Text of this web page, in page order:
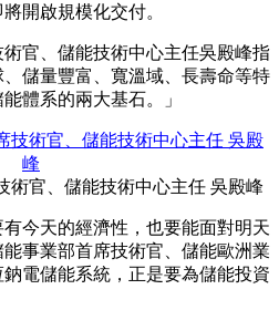
開啟規模化交付。
官、儲能技術中心主任吳殿峰指
儲量豐富、寬溫域、長壽命等特
體系的兩大基石。」
術官、儲能技術中心主任 吳殿峰
有今天的經濟性，也要能面對明天
事業部首席技術官、儲能歐洲業
電儲能系統，正是要為儲能投資